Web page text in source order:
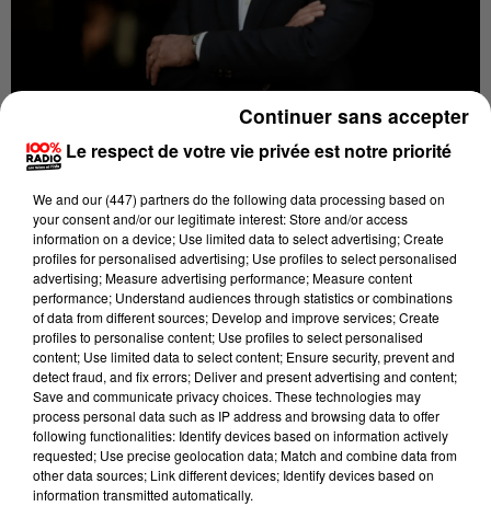
Jean-Luc Moudenc accuse des "gens masqués de
l'ultragauche"
Publié : 24 juin 2023 à 8h56 par La Rédaction avec AFP.
Quatre personnes vont être jugées lundi pour
"outrages" et "violences" envers le maire de Toulouse
Jean-Luc Moudenc et quatre autres élus le soir de la
fête de la musique. Alors que les élus déambulaient
dans les rues mercredi soir pour la fête de la
musique, le maire de Toulouse a été pris à partie par
une centaine de personnes. Certaines portaient selon
lui des banderoles des Soulèvements de la Terre, un
groupement écologiste dissout le même jour par le
Le respect de votre vie privée est notre priorité
We and our (447) partnersdo the following data processing based on
your consent and/or our legitimate interest: Store and/or access
information on a device; Use limited data to select advertising; Create
profiles for personalised advertising; Use profiles to select personalised
advertising; Measure advertising performance; Measure content
performance; Understand audiences through statistics or combinations
of data from different sources; Develop and improve services; Create
profiles to personalise content; Use profiles to select personalised
content; Use limited data to select content; Ensure security, prevent and
detect fraud, and fix errors; Deliver and present advertising and content;
Save and communicate privacy choices. These technologies may
process personal data such as IP address and browsing data to offer
following functionalities: Identify devices based on information actively
requested; Use precise geolocation data; Match and combine data from
other data sources; Link different devices; Identify devices based on
information transmitted automatically.
Continuer sans accepter